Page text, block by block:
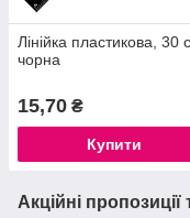
Лінійка пластикова, 30
чорна
15,70 ₴
Купити
Акційні